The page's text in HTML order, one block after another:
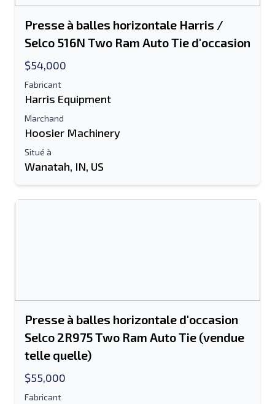
Presse à balles horizontale Harris /
Selco 516N Two Ram Auto Tie d'occasion
$54,000
Fabricant
Harris Equipment
Marchand
Hoosier Machinery
Situé à
Wanatah, IN, US
Presse à balles horizontale d'occasion
Selco 2R975 Two Ram Auto Tie (vendue
telle quelle)
$55,000
Fabricant